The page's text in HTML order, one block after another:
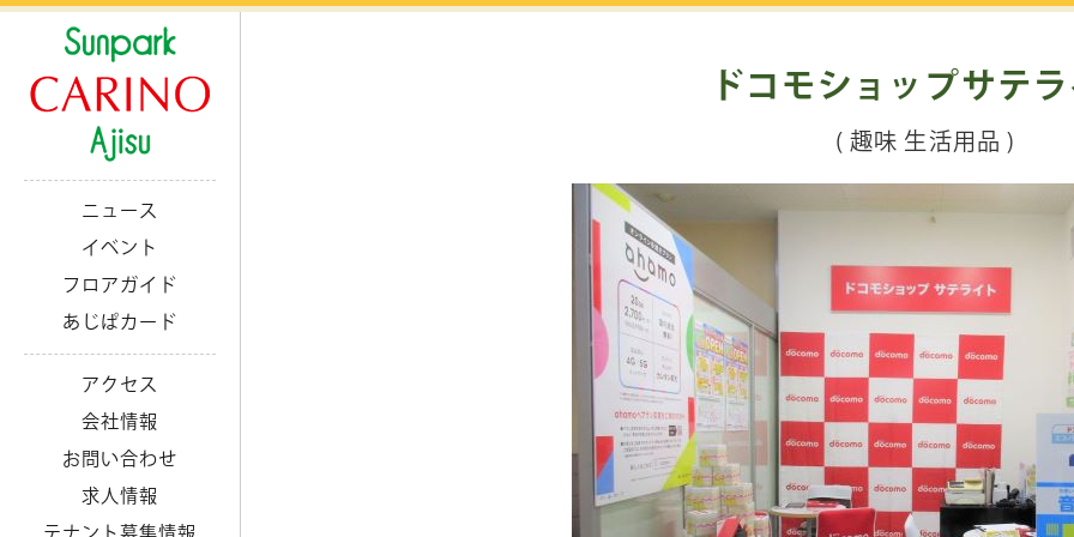
ニュース
イベント
フロアガイド
あじぱカード
アクセス
会社情報
お問い合わせ
求人情報
ドコモショップサテ
( 趣味 生活用品 )